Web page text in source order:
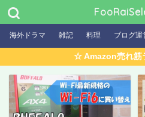
海外ドラマ 雑記 料理 ブログ運
☆ Amazon売れ筋